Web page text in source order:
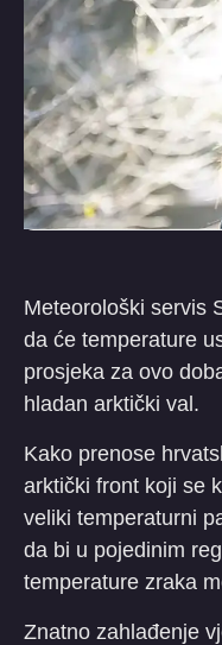
Meteorološki servis
da će temperature
prosjeka za ovo
hladan arktički val.
Kako prenose
arktički front koji se
veliki temperaturni
da bi u pojedinim
temperature zraka
Znatno zahlađenje